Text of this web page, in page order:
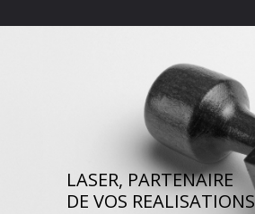
LASER, PARTENAIRE
DE VOS REALISATIONS